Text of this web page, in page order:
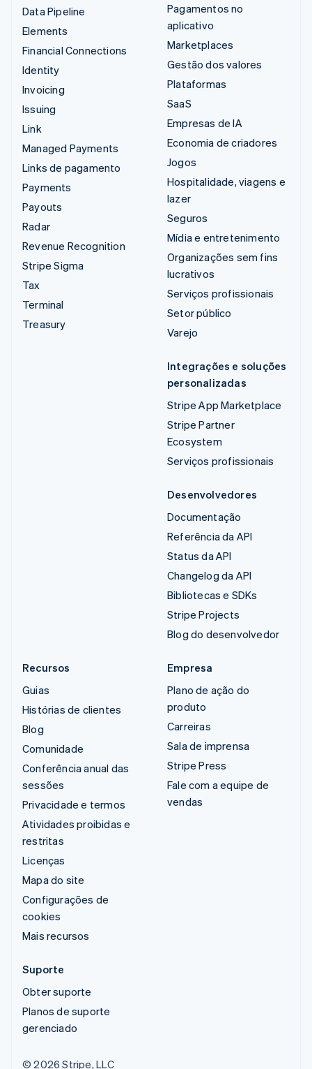
Data Pipeline
Elements
Financial Connections
Identity
Invoicing
Issuing
Link
Managed Payments
Links de pagamento
Payments
Payouts
Radar
Revenue Recognition
Stripe Sigma
Tax
Terminal
Treasury
Pagamentos no
aplicativo
Marketplaces
Gestão dos valores
Plataformas
SaaS
Empresas de IA
Economia de criadores
Jogos
Hospitalidade, viagens e
lazer
Seguros
Mídia e entretenimento
Organizações sem fins
lucrativos
Serviços profissionais
Setor público
Varejo
Integrações e soluções
personalizadas
Stripe App Marketplace
Stripe Partner
Ecosystem
Serviços profissionais
Desenvolvedores
Documentação
Referência da API
Status da API
Changelog da API
Bibliotecas e SDKs
Stripe Projects
Blog do desenvolvedor
Recursos
Guias
Histórias de clientes
Blog
Comunidade
Conferência anual das
sessões
Privacidade e termos
Atividades proibidas e
restritas
Licenças
Mapa do site
Configurações de
cookies
Mais recursos
Empresa
Plano de ação do
produto
Carreiras
Sala de imprensa
Stripe Press
Fale com a equipe de
vendas
Suporte
Obter suporte
Planos de suporte
gerenciado
© 2026 Stripe, LLC